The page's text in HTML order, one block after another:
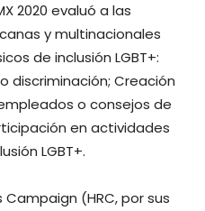
2020 evaluó a las
y multinacionales
de inclusión LGBT+:
discriminación; Creación
o consejos de
en actividades
LGBT+.
Campaign (HRC, por sus